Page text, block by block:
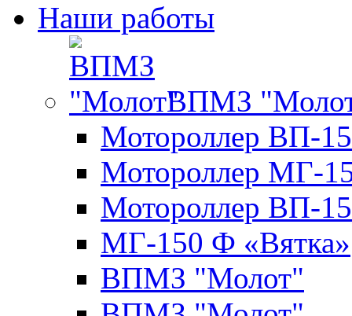
Наши работы
ВПМЗ
Мотороллер ВП-
Мотороллер МГ-
Мотороллер ВП-
МГ-150 Ф «Вятка»
ВПМЗ "Молот"